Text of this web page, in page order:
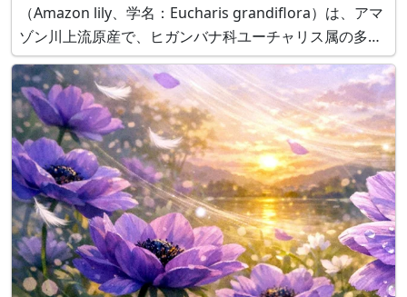
（Amazon lily、学名：Eucharis grandiflora）は、アマ
ゾン川上流原産で、ヒガンバナ科ユーチャリス属の多年
草です。花言葉は「清々しい日々」です。 ハラン（葉
蘭、学名：Aspidistra elatio